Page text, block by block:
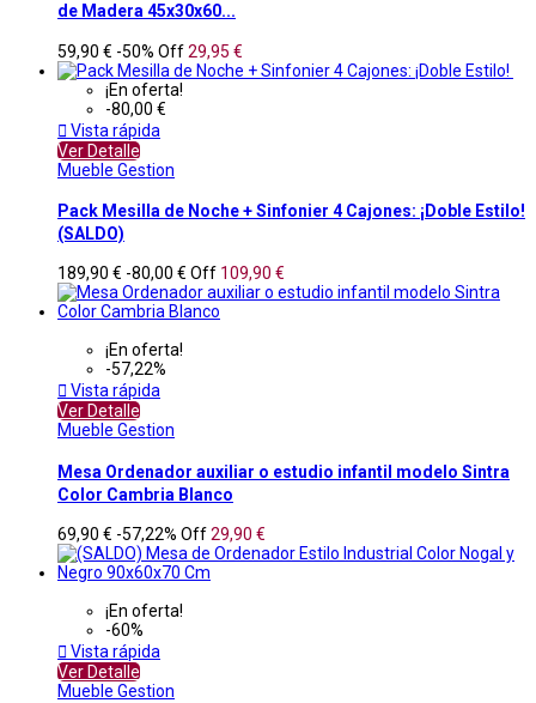
de Madera 45x30x60...
59,90 € -50% Off29,95 €
¡En oferta!
-80,00 €
 Vista rápida
Ver Detalle
Mueble Gestion
Pack Mesilla de Noche + Sinfonier 4 Cajones: ¡Doble Estilo!
(SALDO)
189,90 € -80,00 € Off 109,90 €
¡En oferta!
-57,22%
 Vista rápida
Ver Detalle
Mueble Gestion
Mesa Ordenador auxiliar o estudio infantil modelo Sintra
Color Cambria Blanco
69,90 € -57,22% Off29,90 €
¡En oferta!
-60%
 Vista rápida
Ver Detalle
Mueble Gestion